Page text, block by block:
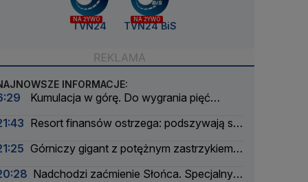
NA ŻYWO
TVN24
NA ŻYWO
TVN24 BiS
INFORMACJE:
Kumulacja w górę. Do wygrania pięć
Resort finansów ostrzega: podszywają się
Górniczy gigant z potężnym zastrzykiem
Nadchodzi zaćmienie Słońca. Specjalny